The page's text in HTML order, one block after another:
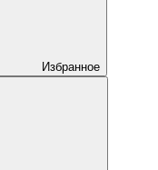
Избранное